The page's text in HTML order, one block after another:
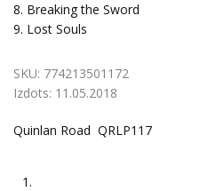
8. Breaking the Sword
9. Lost Souls
SKU: 774213501172
Izdots: 11.05.2018
Quinlan Road QRLP117
1.